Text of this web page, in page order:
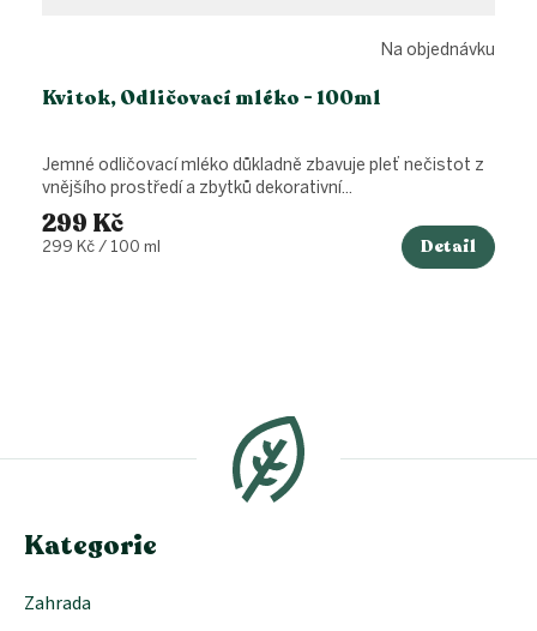
Kvitok, Odličovací mléko - 100ml
Na objednávku
299 Kč
Měrná
299 Kč / 100 ml Detail
Jemné odličovací mléko důkladně zbavuje pleť nečistot z
vnějšího prostředí a zbytků dekorativní...
a
Kategorie
Zahrada